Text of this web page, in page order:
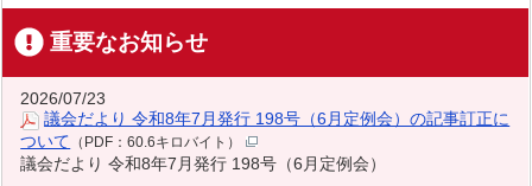
重要なお知らせ
2026/07/23
議会だより 令和8年7月発行 198号（6月定例会）の記事訂正に
ついて （PDF：60.6キロバイト）
議会だより 令和8年7月発行 198号（6月定例会）